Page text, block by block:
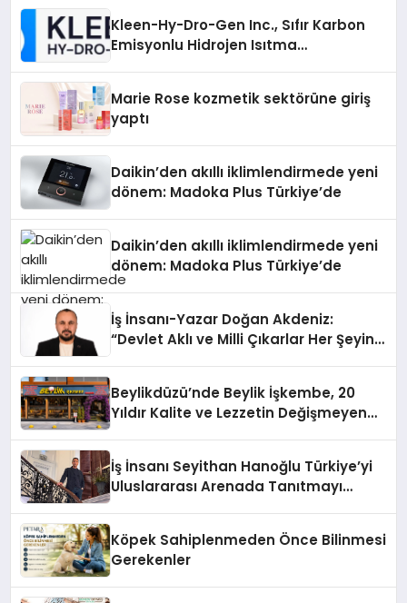
Kleen-Hy-Dro-Gen Inc., Sıfır Karbon
Emisyonlu Hidrojen Isıtma
Marie Rose kozmetik sektörüne giriş
yaptı
Daikin’den akıllı iklimlendirmede yeni
dönem: Madoka Plus Türkiye’de
Daikin’den akıllı iklimlendirmede yeni
dönem: Madoka Plus Türkiye’de
İş İnsanı-Yazar Doğan Akdeniz:
“Devlet Aklı ve Milli Çıkarlar Her Şeyin
Beylikdüzü’nde Beylik İşkembe, 20
Yıldır Kalite ve Lezzetin Değişmeyen
İş İnsanı Seyithan Hanoğlu Türkiye’yi
Uluslararası Arenada Tanıtmayı
Köpek Sahiplenmeden Önce Bilinmesi
Gerekenler